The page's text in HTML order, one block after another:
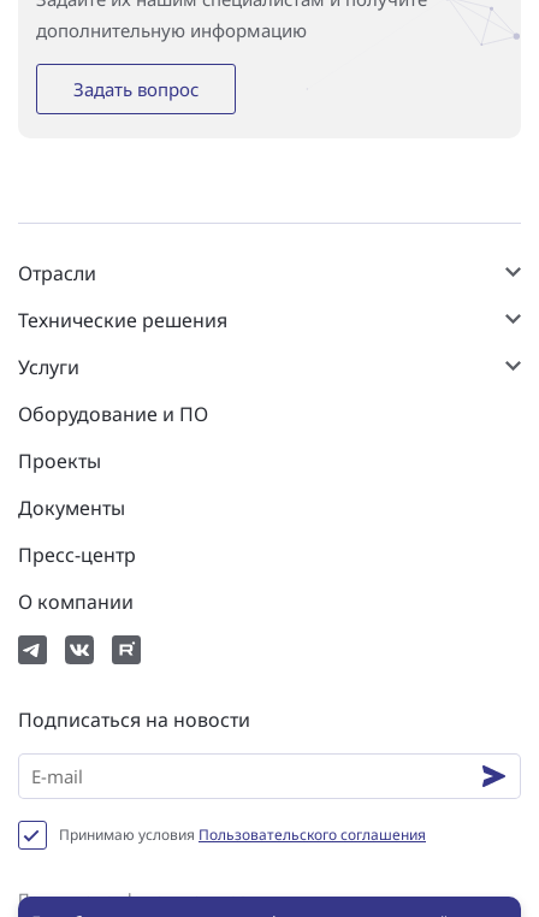
дополнительную информацию
Задать вопрос
Отрасли
Технические решения
Услуги
Оборудование и ПО
Проекты
Документы
Пресс-центр
О компании
Подписаться на новости
Принимаю условия Пользовательского соглашения
Политика конфиденциальности